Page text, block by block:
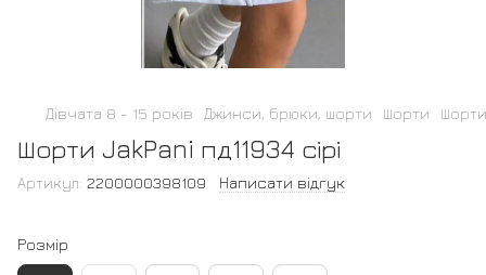
Дівчата 8 - 15 років Джинси, брюки, шорти Шорти Шорти
Шорти JakPani пд11934 сірі
Артикул: 2200000398109 Написати відгук
Розмір